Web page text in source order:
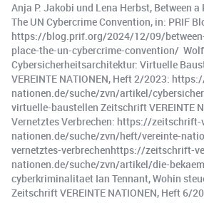
Anja P. Jakobi und Lena Herbst, Between a
The UN Cybercrime Convention, in: PRIF
https://blog.prif.org/2024/12/09/
place-the-un-cybercrime-convention/
Cybersicherheitsarchitektur: Virtuelle
VEREINTE NATIONEN, Heft 2/2023:
nationen.de/suche/zvn/artikel/
virtuelle-baustellen Zeitschrift VEREINTE
Vernetztes Verbrechen: https://zeitschrift-
nationen.de/suche/zvn/heft/vereinte-
vernetztes-verbrechenhttps://zeitschrift-
nationen.de/suche/zvn/artikel/die-
cyberkriminalitaet Ian Tennant, Wohin
Zeitschrift VEREINTE NATIONEN, Heft 6/